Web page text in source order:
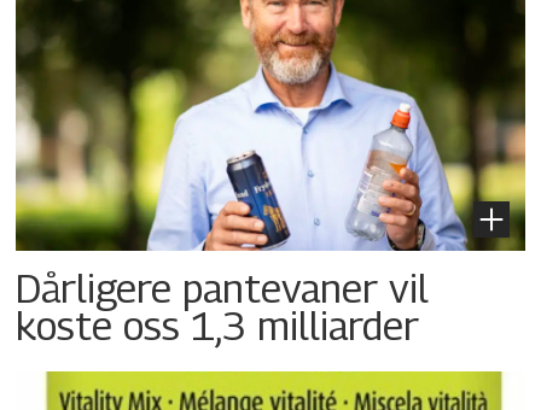
Dårligere pantevaner vil
koste oss 1,3 milliarder